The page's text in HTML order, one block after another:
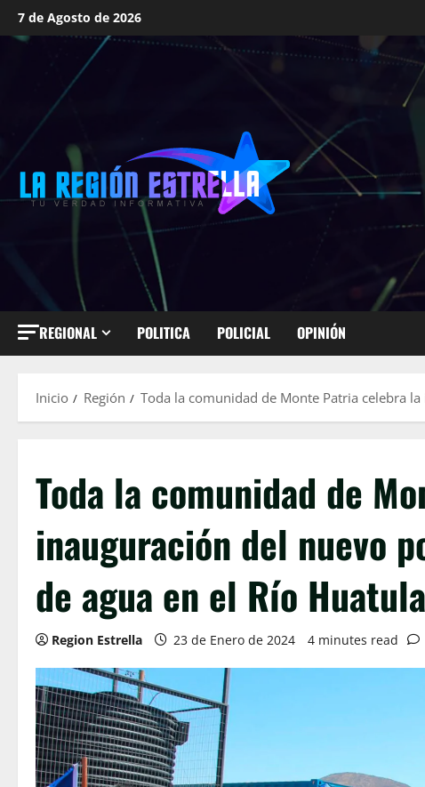
Saltar
al
7 de Agosto de 2026
REGIONAL POLITICA POLICIAL OPINIÓN
Inicio Región Toda la comunidad de Monte Patria celebra
Toda la comunidad de
inauguración del nuevo
de agua en el Río
Region Estrella 23 de Enero de 2024 4 minutes read